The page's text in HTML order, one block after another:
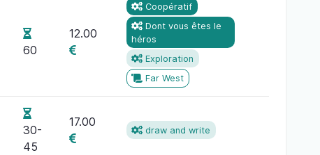
60
12.00
Coopératif
Dont vous êtes le
héros
Exploration
Far West
30-
45
17.00
draw and write